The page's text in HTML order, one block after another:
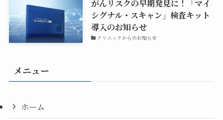
がんリスクの早期発見に！「マイ
シグナル・スキャン」検査キット
導入のお知らせ
クリニックからのお知らせ
メニュー
ホーム